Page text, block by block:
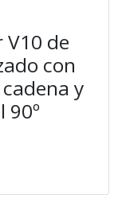
de
con
y
90º